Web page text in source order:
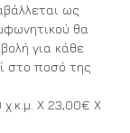
ως
θα
για κάθε
στο ποσό της
Χ 23,00€ Χ